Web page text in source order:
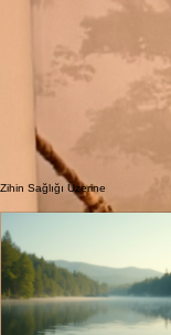
Güvenilir bir rehber eşliğinde
Kullandığım Psİkoterapİ
Uzman Psikolojik Danışman
Bilişsel Davranışçı Terapi (BDT)
Kabul ve Kararlılık Terapisi (ACT),
Unified Protocol (UP) ve
Bilişsel Varoluş Terapisi (BVT).
Dr. Judith Beck
'ten Kabul ve Kararlılık
'den Bilişsel Varoluş
Bilişsel Davranışçı Terapi (BDT)
birbirini tamamlayan terapi
değiştirmeye odaklanırken, ACT
dayalı eylemler gerçekleştirmesine
BDT ve ACT kullanan bir
Örneğin, BDT, bireyin olumsuz
Terapinin etkililiği için, BDT ve
belirler ve bu iki terapi
insanların hayatlarının
için bu yaklaşımları etkili olarak
Zihin Sağlığı Üzerine